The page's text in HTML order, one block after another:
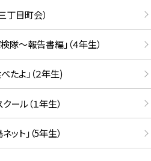
丁目町会）
〜報告書編」（４年生）
たよ」（２年生)
ール（１年生）
ト」（5年生）